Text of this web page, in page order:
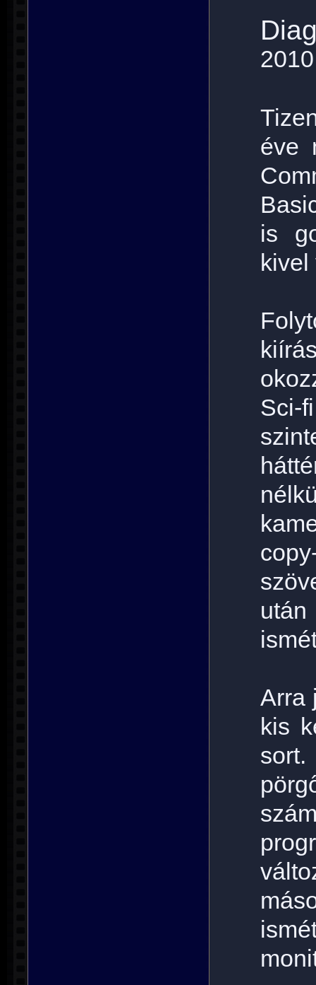
éve
is
kivel
Sci-
Arra
kis